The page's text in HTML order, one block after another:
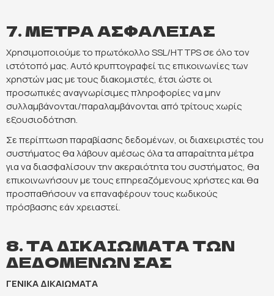
7. ΜΕΤΡΑ ΑΣΦΑΛΕΙΑΣ
Χρησιμοποιούμε το πρωτόκολλο SSL/HTTPS σε όλο τον
ιστότοπό μας. Αυτό κρυπτογραφεί τις επικοινωνίες των
χρηστών μας με τους διακομιστές, έτσι ώστε οι
προσωπικές αναγνωρίσιμες πληροφορίες να μην
συλλαμβάνονται/παραλαμβάνονται από τρίτους χωρίς
εξουσιοδότηση.
Σε περίπτωση παραβίασης δεδομένων, οι διαχειριστές του
συστήματος θα λάβουν αμέσως όλα τα απαραίτητα μέτρα
για να διασφαλίσουν την ακεραιότητα του συστήματος, θα
επικοινωνήσουν με τους επηρεαζόμενους χρήστες και θα
προσπαθήσουν να επαναφέρουν τους κωδικούς
πρόσβασης εάν χρειαστεί.
8. ΤΑ ΔΙΚΑΙΩΜΑΤΑ ΤΩΝ
ΔΕΔΟΜΕΝΩΝ ΣΑΣ
ΓΕΝΙΚΑ ΔΙΚΑΙΩΜΑΤΑ